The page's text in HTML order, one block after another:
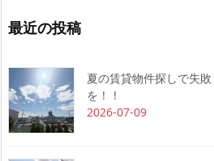
最近の投稿
夏の賃貸物件探しで失
を！！
2026-07-09